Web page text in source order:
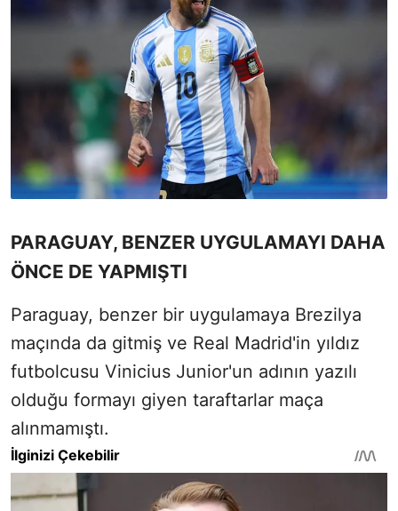
PARAGUAY, BENZER UYGULAMAYI DAHA
ÖNCE DE YAPMIŞTI
Paraguay, benzer bir uygulamaya Brezilya
maçında da gitmiş ve Real Madrid'in yıldız
futbolcusu Vinicius Junior'un adının yazılı
olduğu formayı giyen taraftarlar maça
alınmamıştı.